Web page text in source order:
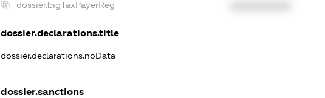
dossier.bigTaxPayerReg
dossier.declarations.title
dossier.declarations.noData
dossier.sanctions